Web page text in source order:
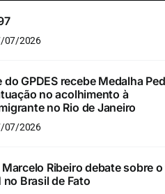
07/2026
GPDES recebe Medalha
no acolhimento à
no Rio de Janeiro
07/2026
Ribeiro debate sobre
no Brasil de Fato